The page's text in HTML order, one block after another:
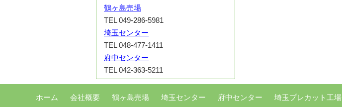
鶴ヶ島売場
TEL 049-286-5981
埼玉センター
TEL 048-477-1411
府中センター
TEL 042-363-5211
ホーム 会社概要 鶴ヶ島売場 埼玉センター 府中センター 埼玉プレカット工場